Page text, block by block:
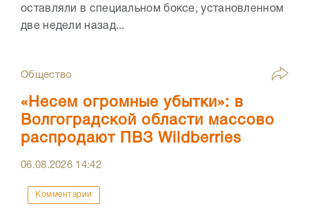
оставляли в специальном боксе, установленном
две недели назад...
Общество
«Несем огромные убытки»: в
Волгоградской области массово
распродают ПВЗ Wildberries
06.08.2026 14:42
Комментарии